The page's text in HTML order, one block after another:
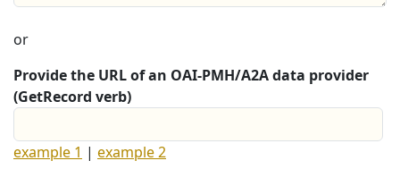
or
Provide the URL of an OAI-PMH/A2A data provider
(GetRecord verb)
example 1 | example 2